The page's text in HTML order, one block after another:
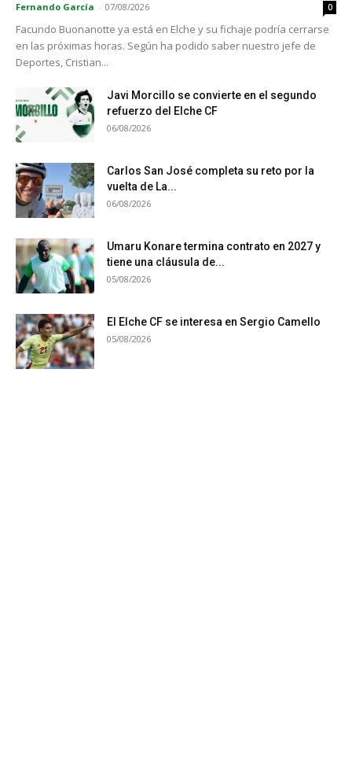
Fernando García - 07/08/2026 0
Facundo Buonanotte ya está en Elche y su fichaje podría cerrarse
en las próximas horas. Según ha podido saber nuestro jefe de
Deportes, Cristian...
Javi Morcillo se convierte en el segundo
refuerzo del Elche CF
06/08/2026
Carlos San José completa su reto por la
vuelta de La...
06/08/2026
Umaru Konare termina contrato en 2027 y
tiene una cláusula de...
05/08/2026
El Elche CF se interesa en Sergio Camello
05/08/2026